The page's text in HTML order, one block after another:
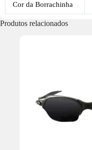
Cor da Borrachinha
Produtos relacionados